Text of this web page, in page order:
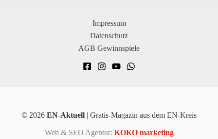
Impressum
Datenschutz
AGB Gewinnspiele
© 2026 EN-Aktuell | Gratis-Magazin aus dem EN-Kreis
Web & SEO Agentur: KOKO marketing